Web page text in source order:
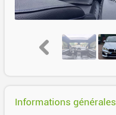
Informations générales